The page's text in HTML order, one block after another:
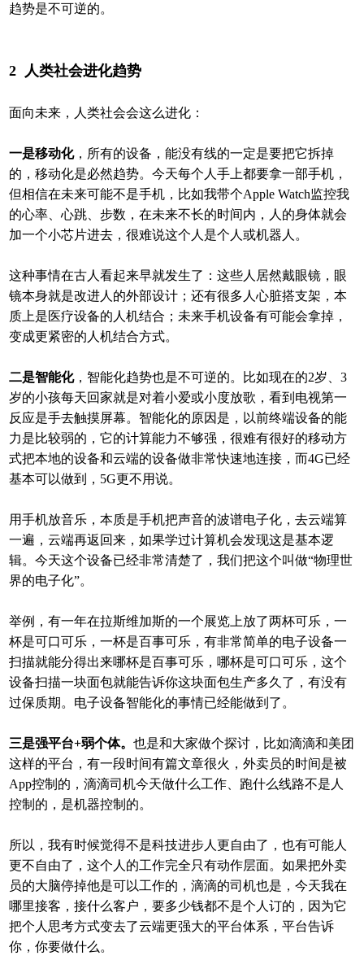
趋势是不可逆的。
2 人类社会进化趋势
面向未来，人类社会会这么进化：
一是移动化，所有的设备，能没有线的一定是要把它拆掉
的，移动化是必然趋势。今天每个人手上都要拿一部手机，
但相信在未来可能不是手机，比如我带个Apple Watch监控我
的心率、心跳、步数，在未来不长的时间内，人的身体就会
加一个小芯片进去，很难说这个人是个人或机器人。
这种事情在古人看起来早就发生了：这些人居然戴眼镜，眼
镜本身就是改进人的外部设计；还有很多人心脏搭支架，本
质上是医疗设备的人机结合；未来手机设备有可能会拿掉，
变成更紧密的人机结合方式。
二是智能化，智能化趋势也是不可逆的。比如现在的2岁、3
岁的小孩每天回家就是对着小爱或小度放歌，看到电视第一
反应是手去触摸屏幕。智能化的原因是，以前终端设备的能
力是比较弱的，它的计算能力不够强，很难有很好的移动方
式把本地的设备和云端的设备做非常快速地连接，而4G已经
基本可以做到，5G更不用说。
用手机放音乐，本质是手机把声音的波谱电子化，去云端算
一遍，云端再返回来，如果学过计算机会发现这是基本逻
辑。今天这个设备已经非常清楚了，我们把这个叫做“物理世
界的电子化”。
举例，有一年在拉斯维加斯的一个展览上放了两杯可乐，一
杯是可口可乐，一杯是百事可乐，有非常简单的电子设备一
扫描就能分得出来哪杯是百事可乐，哪杯是可口可乐，这个
设备扫描一块面包就能告诉你这块面包生产多久了，有没有
过保质期。电子设备智能化的事情已经能做到了。
三是强平台+弱个体。也是和大家做个探讨，比如滴滴和美团
这样的平台，有一段时间有篇文章很火，外卖员的时间是被
App控制的，滴滴司机今天做什么工作、跑什么线路不是人
控制的，是机器控制的。
所以，我有时候觉得不是科技进步人更自由了，也有可能人
更不自由了，这个人的工作完全只有动作层面。如果把外卖
员的大脑停掉他是可以工作的，滴滴的司机也是，今天我在
哪里接客，接什么客户，要多少钱都不是个人订的，因为它
把个人思考方式变去了云端更强大的平台体系，平台告诉
你，你要做什么。